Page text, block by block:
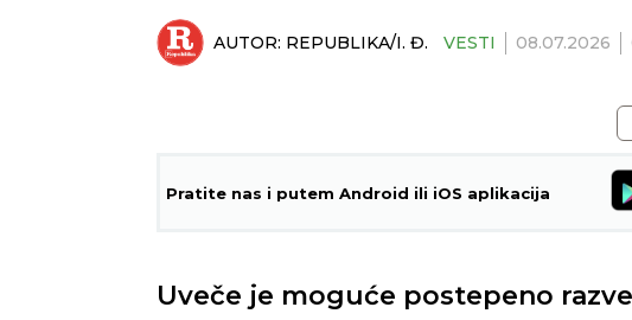
AUTOR: REPUBLIKA/I. Đ. VESTI 08.07.2026
Pratite nas i putem Android ili iOS aplikacija
Uveče je moguće postepeno